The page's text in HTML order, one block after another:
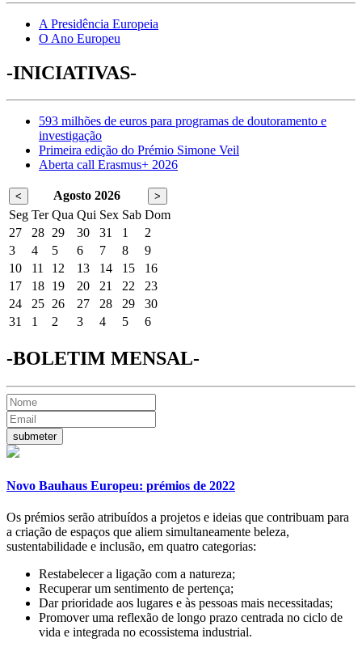
A Presidência Europeia
O Ano Europeu
-INICIATIVAS-
593 milhões de euros para programas de doutoramento e
investigação
Primeira edição do Prémio Simone Veil
Aberta call Erasmus+ 2026
< Agosto 2026 >
Seg Ter Qua Qui Sex Sab Dom
27
28 29 30 31 1
2
3
4 5 6 7 8
9
10
11 12 13 14 15
16
17
18 19 20 21 22
23
24
25 26 27 28 29
30
31
1 2 3 4 5 6
-BOLETIM MENSAL-
Novo Bauhaus Europeu: prémios de 2022
Os prémios serão atribuídos a projetos e ideias que contribuam para
a criação de espaços que aliem simultaneamente beleza,
sustentabilidade e inclusão, em quatro categorias:
Restabelecer a ligação com a natureza;
Recuperar um sentimento de pertença;
Dar prioridade aos lugares e às pessoas mais necessitadas;
Promover uma reflexão de longo prazo centrada no ciclo de
vida e integrada no ecossistema industrial.